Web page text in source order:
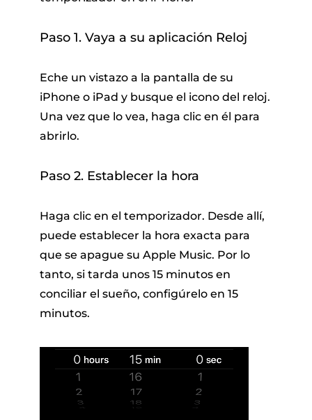
Paso 1. Vaya a su aplicación Reloj
Eche un vistazo a la pantalla de su
iPhone o iPad y busque el icono del reloj.
Una vez que lo vea, haga clic en él para
abrirlo.
Paso 2. Establecer la hora
Haga clic en el temporizador. Desde allí,
puede establecer la hora exacta para
que se apague su Apple Music. Por lo
tanto, si tarda unos 15 minutos en
conciliar el sueño, configúrelo en 15
minutos.